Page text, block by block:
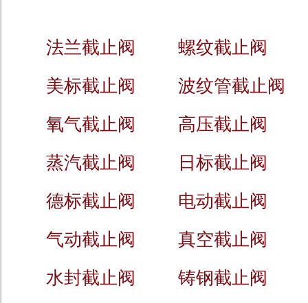
法兰截止阀
螺纹截止阀
美标截止阀
波纹管截止阀
氧气截止阀
高压截止阀
蒸汽截止阀
日标截止阀
德标截止阀
电动截止阀
气动截止阀
真空截止阀
水封截止阀
铸钢截止阀